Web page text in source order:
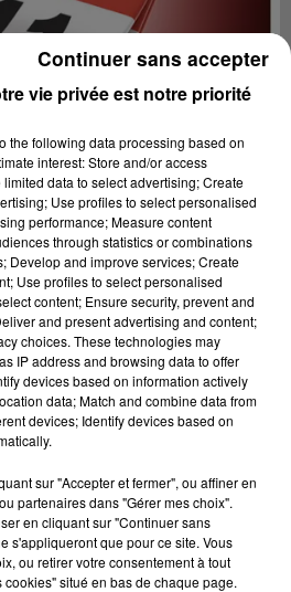
sec)
14 sec
DU 31/01/2024 À 16H32
vie privée est notre priorité
the following data processing based on
interest: Store and/or access
data to select advertising; Create
Use profiles to select personalised
performance; Measure content
through statistics or combinations
Develop and improve services; Create
Use profiles to select personalised
content; Ensure security, prevent and
and present advertising and content;
choices. These technologies may
IP address and browsing data to offer
devices based on information actively
data; Match and combine data from
devices; Identify devices based on
sur "Accepter et fermer", ou affiner en
partenaires dans "Gérer mes choix".
en cliquant sur "Continuer sans
s'appliqueront que pour ce site. Vous
ou retirer votre consentement à tout
situé en bas de chaque page.
Continuer sans accepter